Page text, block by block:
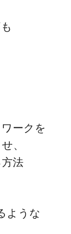
ークを
、
法
ような